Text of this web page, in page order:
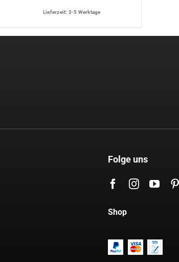
Lieferzeit: 3-5 Werktage
Folge uns
Shop